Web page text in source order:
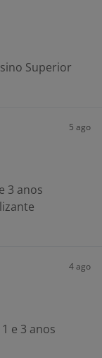
Superior
5 ago
3 anos
4 ago
e 3 anos